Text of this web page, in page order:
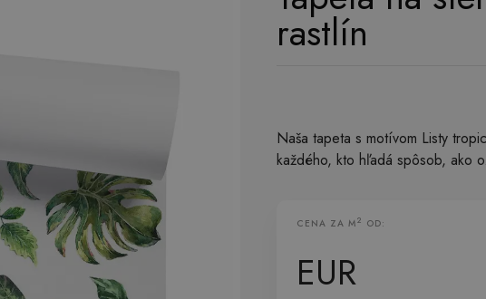
rastlín
Naša tapeta s motívom Listy
každého, kto hľadá spôsob, ako
CENA ZA M2 OD:
EUR